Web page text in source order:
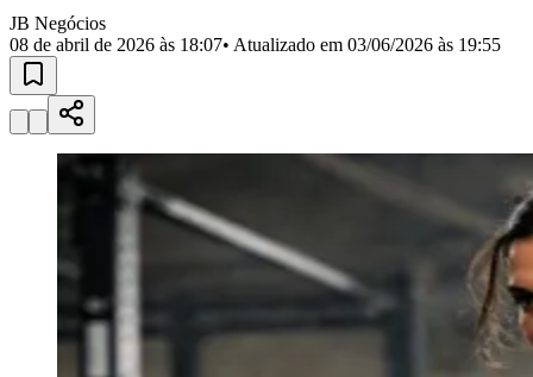
Hospitais Estaduais
Parques & Represas
Cidades da Região
Santana de Parnaíba
do Bom Jesus
RochaFrancisco MoratoTaboão da SerraEmbu das ArtesSão Roque
Para Sua Empresa
Anuncie Regional
Vagas na Região
Hub de Negócios
Guia Comercial
Selo Verificado
JB Negócios
08 de abril de 2026 às 18:07• Atualizado em 03/06/2026 às 19:55